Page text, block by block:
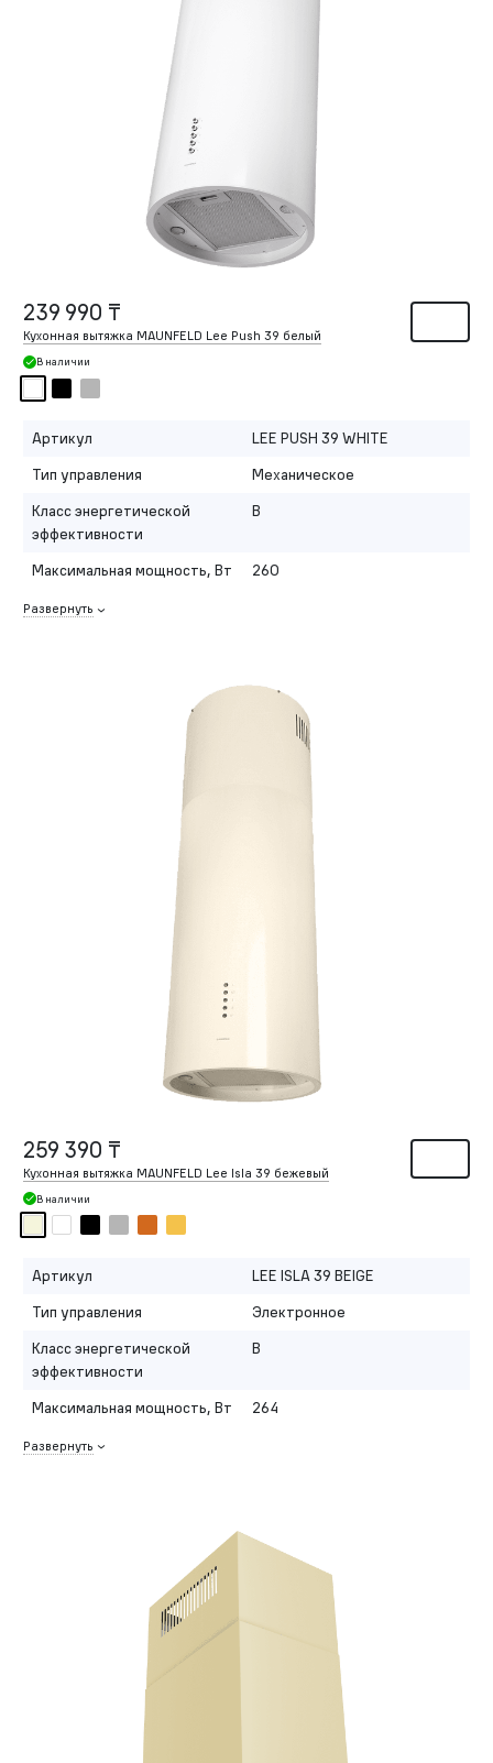
239 990 ₸
Кухонная вытяжка MAUNFELD Lee Push 39 белый
В наличии
Артикул
LEE PUSH 39 WHITE
Тип управления
Механическое
Класс энергетической
эффективности
B
Максимальная мощность, Вт 260
Развернуть
259 390 ₸
Кухонная вытяжка MAUNFELD Lee Isla 39 бежевый
В наличии
Артикул
LEE ISLA 39 BEIGE
Тип управления
Электронное
Класс энергетической
эффективности
B
Максимальная мощность, Вт 264
Развернуть